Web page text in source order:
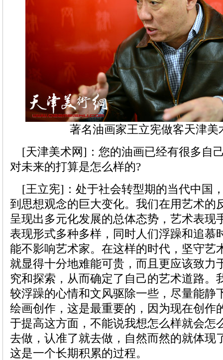
著名油画家王立宪做客天津美
[天津美术网]：您的油画已经有很多自
对未来的打算是怎么样的?
[王立宪]：处于社会转型期的当代中国
到思想观念的巨大变化。我们在用艺术的
呈现出多元化发展的总体态势，艺术表现
表现形式多种多样，同时人们浮躁和追慕
能不影响艺术家。在这样的时代，坚守艺
就显得十分地难能可贵，而且更应该致力
究和探索，从而确定了自己的艺术道路。
较浮躁的心情和文风驱除一些，尽量能静
绘画创作，这是最重要的，因为现在创作
于提高这方面，不能说我想怎么样就会怎
去做，认准了就去做，自然而然的就体现
这是一个长期积累的过程。